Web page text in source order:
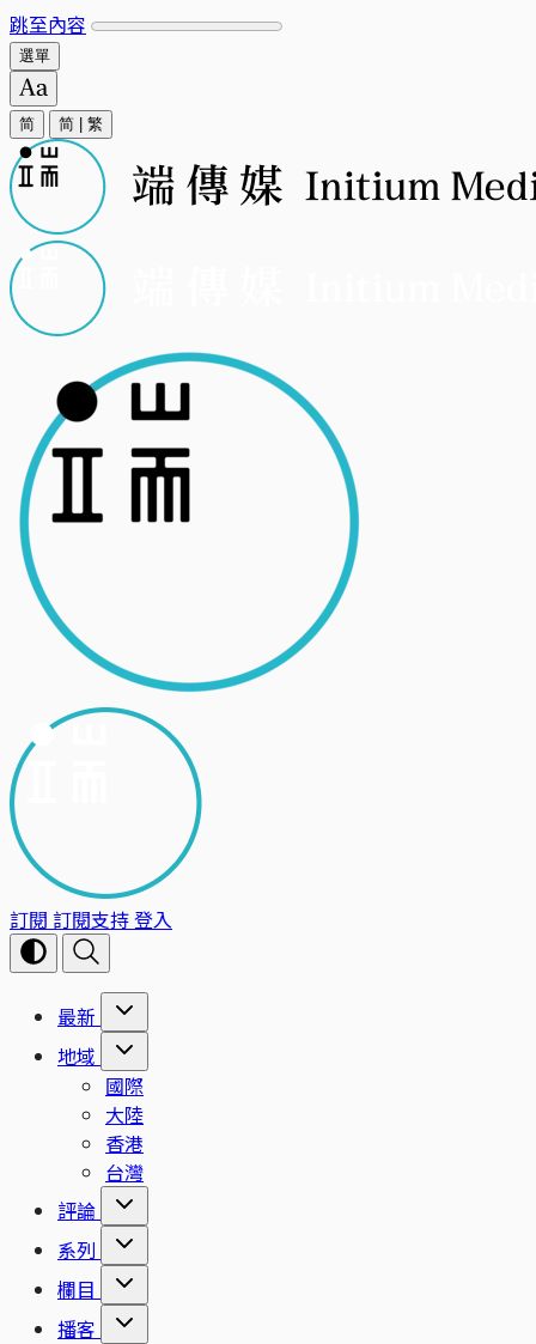
跳至內容
選單
简 简 繁
訂閱 訂閱支持登入
最新
地域
國際
大陸
香港
台灣
評論
系列
欄目
播客